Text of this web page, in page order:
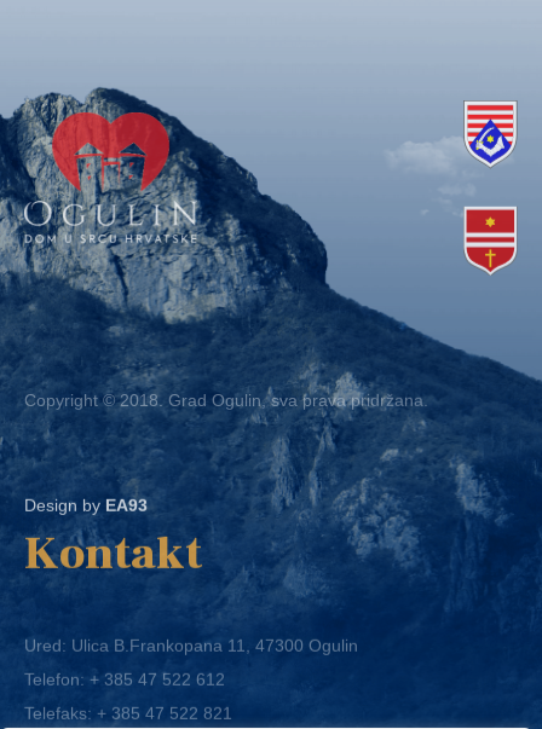
Copyright © 2018. Grad Ogulin, sva prava pridržana.
Design byEA93
Kontakt
Ured: Ulica B.Frankopana 11, 47300 Ogulin
Telefon:+ 385 47 522 612
Telefaks:+ 385 47 522 821
E-mail:grad-ogulin@ogulin.hr